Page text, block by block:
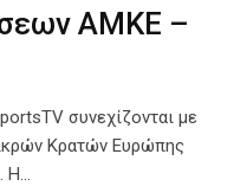
ΑΜΚΕ –
συνεχίζονται με
Κρατών Ευρώπης